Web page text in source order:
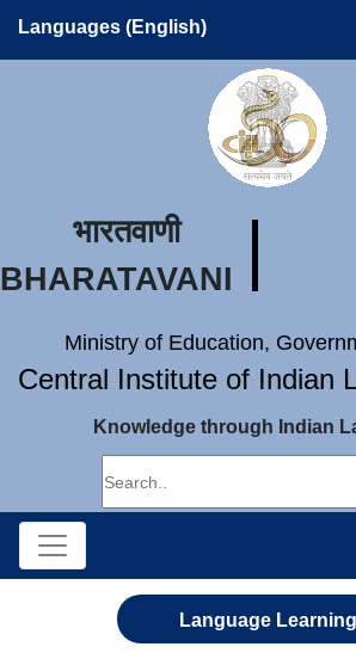
Languages (English)
भारतवाणी
BHARATAVANI
Ministry of Education,
Central Institute of Indian
Knowledge through Indian
Language Learning